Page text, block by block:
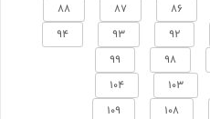
86
87
88
92
93
94
98
99
103
104
108
109